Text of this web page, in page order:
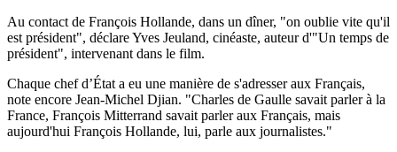
Au contact de François Hollande, dans un dîner, "on oublie vite qu'il
est président", déclare Yves Jeuland, cinéaste, auteur d'"Un temps de
président", intervenant dans le film.
Chaque chef d’État a eu une manière de s'adresser aux Français,
note encore Jean-Michel Djian. "Charles de Gaulle savait parler à la
France, François Mitterrand savait parler aux Français, mais
aujourd'hui François Hollande, lui, parle aux journalistes."